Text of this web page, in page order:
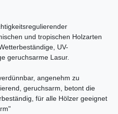
und tropischen Holzarten
UV-
geruchsarme Lasur.
angenehm zu
geruchsarm, betont die
für alle Hölzer geeignet